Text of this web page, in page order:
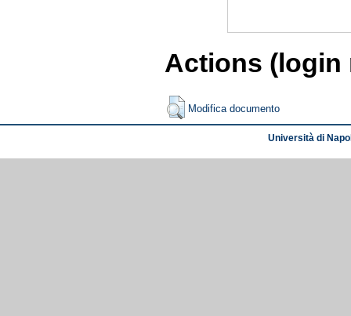
Actions (login
Modifica documento
Università di